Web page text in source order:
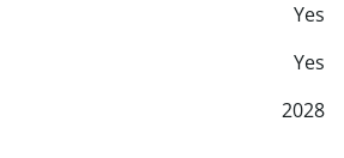
Yes
Yes
2028